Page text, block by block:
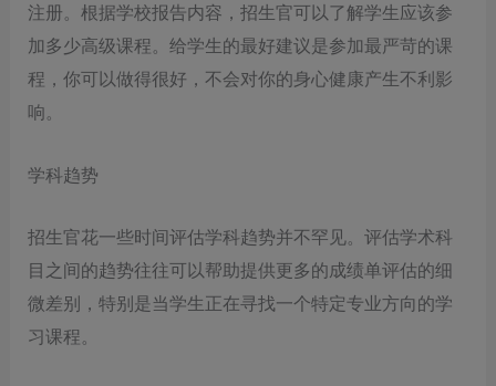
注册。根据学校报告内容，招生官可以了解学生应该参
加多少高级课程。给学生的最好建议是参加最严苛的课
程，你可以做得很好，不会对你的身心健康产生不利影
响。
学科趋势
招生官花一些时间评估学科趋势并不罕见。评估学术科
目之间的趋势往往可以帮助提供更多的成绩单评估的细
微差别，特别是当学生正在寻找一个特定专业方向的学
习课程。